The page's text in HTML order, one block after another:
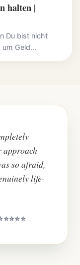
halten |
Du bist nicht
Geld...
approach
so afraid,
life-